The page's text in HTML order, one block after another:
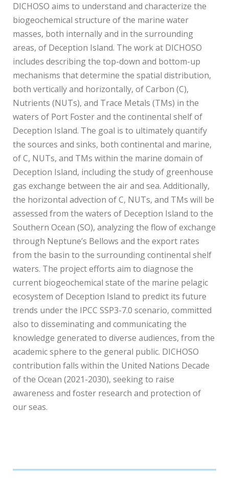
DICHOSO aims to understand and characterize the
biogeochemical structure of the marine water
masses, both internally and in the surrounding
areas, of Deception Island. The work at DICHOSO
includes describing the top-down and bottom-up
mechanisms that determine the spatial distribution,
both vertically and horizontally, of Carbon (C),
Nutrients (NUTs), and Trace Metals (TMs) in the
waters of Port Foster and the continental shelf of
Deception Island. The goal is to ultimately quantify
the sources and sinks, both continental and marine,
of C, NUTs, and TMs within the marine domain of
Deception Island, including the study of greenhouse
gas exchange between the air and sea. Additionally,
the horizontal advection of C, NUTs, and TMs will be
assessed from the waters of Deception Island to the
Southern Ocean (SO), analyzing the flow of exchange
through Neptune’s Bellows and the export rates
from the basin to the surrounding continental shelf
waters. The project efforts aim to diagnose the
current biogeochemical state of the marine pelagic
ecosystem of Deception Island to predict its future
trends under the IPCC SSP3-7.0 scenario, committed
also to disseminating and communicating the
knowledge generated to diverse audiences, from the
academic sphere to the general public. DICHOSO
contribution falls within the United Nations Decade
of the Ocean (2021-2030), seeking to raise
awareness and foster research and protection of
our seas.